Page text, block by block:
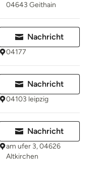
04643 Geithain
Nachricht
04177
Nachricht
04103 leipzig
Nachricht
am ufer 3, 04626
Altkirchen